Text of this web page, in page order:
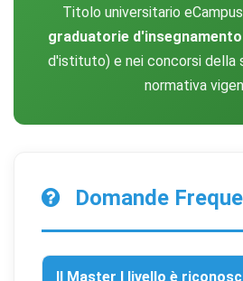
Titolo universitario
graduatorie d'insegnamento
d'istituto) e nei concorsi della
normativa
Domande
Il Master I livello è
preferenze